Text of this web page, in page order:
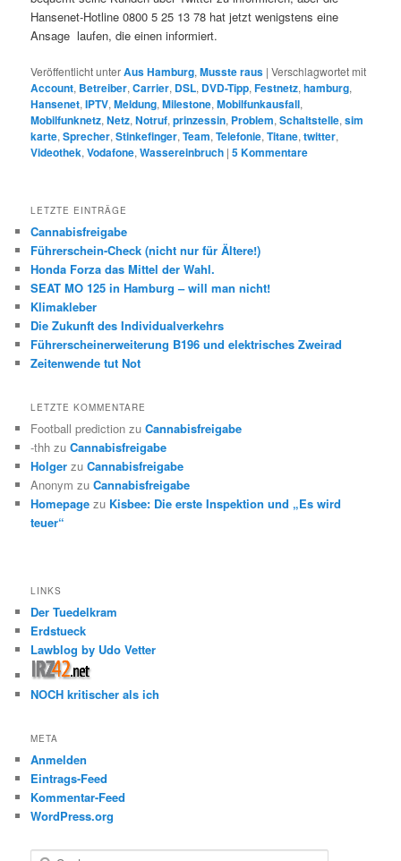
Hansenet-Hotline 0800 5 25 13 78 hat jetzt wenigstens eine
Ansage laufen, die einen informiert.
Veröffentlicht unterAus Hamburg,Musste raus |Verschlagwortet mit
Account, Betreiber,Carrier, DSL, DVD-Tipp,Festnetz,hamburg,
Hansenet,IPTV,Meldung,Milestone,Mobilfunkausfall,
Mobilfunknetz,Netz,Notruf,prinzessin, Problem,Schaltstelle,sim
karte,Sprecher,Stinkefinger,Team,Telefonie,Titane,twitter,
Videothek,Vodafone,Wassereinbruch |5Kommentare
LETZTE EINTRÄGE
Cannabisfreigabe
Führerschein-Check (nicht nur für Ältere!)
Honda Forza das Mittel der Wahl.
SEAT MO 125 in Hamburg – will man nicht!
Klimakleber
Die Zukunft des Individualverkehrs
Führerscheinerweiterung B196 und elektrisches Zweirad
Zeitenwende tut Not
LETZTE KOMMENTARE
Football prediction zuCannabisfreigabe
-thh zuCannabisfreigabe
Holger zuCannabisfreigabe
Anonym zuCannabisfreigabe
Homepage zu Kisbee: Die erste Inspektion und „Es wird
teuer“
LINKS
Der Tuedelkram
Erdstueck
Lawblog by Udo Vetter
NOCH kritischer als ich
META
Anmelden
Eintrags-Feed
Kommentar-Feed
WordPress.org